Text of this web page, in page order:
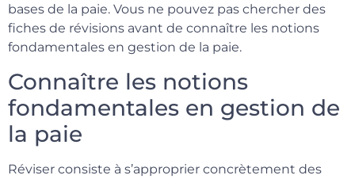
bases de la paie. Vous ne pouvez pas chercher des
fiches de révisions avant de connaître les notions
fondamentales en gestion de la paie.
Connaître les notions
fondamentales en gestion de
la paie
Réviser consiste à s’approprier concrètement des